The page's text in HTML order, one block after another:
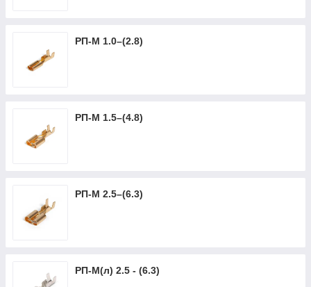
РП-М 1.0–(2.8)
РП-М 1.5–(4.8)
РП-М 2.5–(6.3)
РП-М(л) 2.5 - (6.3)